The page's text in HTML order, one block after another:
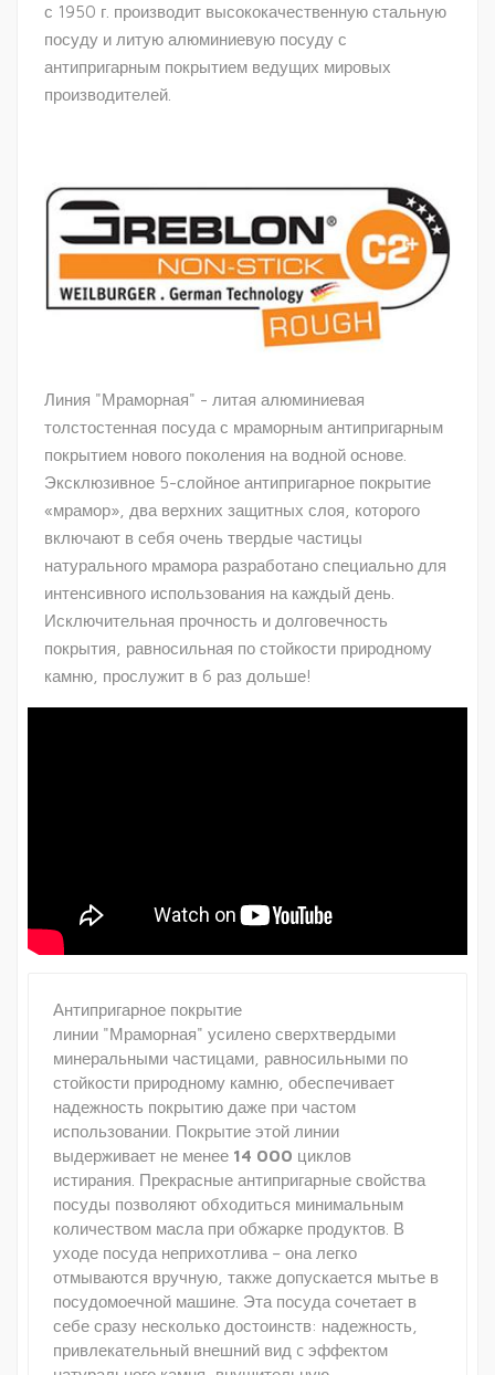
с 1950 г. производит высококачественную стальную
посуду и литую алюминиевую посуду с
антипригарным покрытием ведущих мировых
производителей.
Линия "Мраморная" - литая алюминиевая
толстостенная посуда с мраморным антипригарным
покрытием нового поколения на водной основе.
Эксклюзивное 5-слойное антипригарное покрытие
«мрамор», два верхних защитных слоя, которого
включают в себя очень твердые частицы
натурального мрамора разработано специально для
интенсивного использования на каждый день.
Исключительная прочность и долговечность
покрытия, равносильная по стойкости природному
камню, прослужит в 6 раз дольше!
Антипригарное покрытие
линии "Мраморная" усилено сверхтвердыми
минеральными частицами, равносильными по
стойкости природному камню, обеспечивает
надежность покрытию даже при частом
использовании. Покрытие этой линии
выдерживает не менее 14 000 циклов
истирания. Прекрасные антипригарные свойства
посуды позволяют обходиться минимальным
количеством масла при обжарке продуктов. В
уходе посуда неприхотлива – она легко
отмываются вручную, также допускается мытье в
посудомоечной машине. Эта посуда сочетает в
себе сразу несколько достоинств: надежность,
привлекательный внешний вид c эффектом